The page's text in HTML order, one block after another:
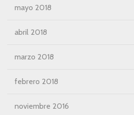
mayo 2018
abril 2018
marzo 2018
febrero 2018
noviembre 2016